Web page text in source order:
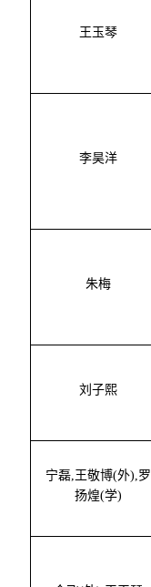
王玉琴
李昊洋
朱梅
刘子熙
宁磊, 王敬博(外),罗
扬煌(学)